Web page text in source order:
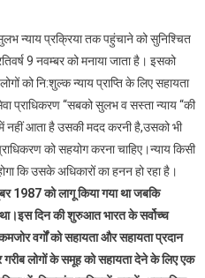
”
राष्ट्रीय
विधिक
सेवा
दिवस
“:
समाज
के
के
लोगों
न्याय प्रक्रिया तक पहुंचाने को सुनिश्चित
9 नवम्बर को मनाया जाता है। इसको
को नि:शुल्क न्याय प्राप्ति के लिए सहायता
प्राधिकरण “सबको सुलभ व सस्ता न्याय “की
नहीं आता है उसकी मदद करनी है,उसको भी
को सहयोग करना चाहिए।न्याय किसी
कि उसके अधिकारों का हनन हो रहा है।
1987 को लागू किया गया था जबकि
दिन की शुरुआत भारत के सर्वोच्च
वर्गों को सहायता और सहायता प्रदान
लोगों के समूह को सहायता देने के लिए एक